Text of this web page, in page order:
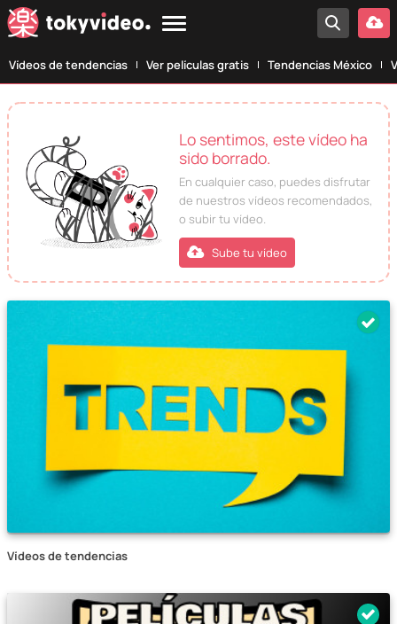
Vídeos de tendencias Ver películas gratis Tendencias México
Lo sentimos, este vídeo ha
sido borrado.
En cualquier caso, puedes disfrutar
de nuestros vídeos recomendados,
o subir tu vídeo.
Sube tu vídeo
Vídeos de tendencias